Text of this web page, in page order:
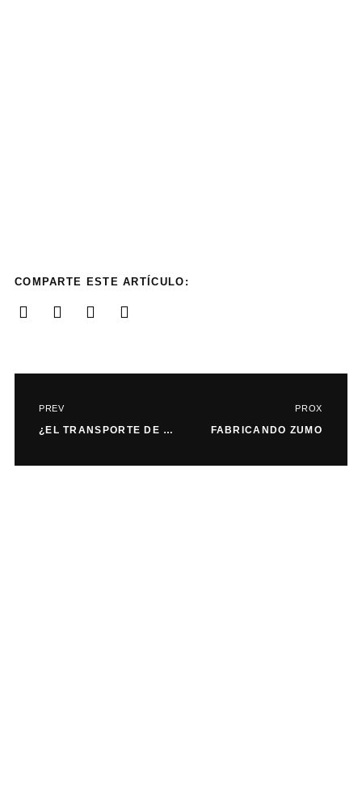
COMPARTE ESTE ARTÍCULO:
PREV
¿EL TRANSPORTE DE ANIMALES POR AVIÓN ES UNA BUENA OPCIÓN PARA NUESTRAS MASCOTAS?
PROX
FABRICANDO ZUMO